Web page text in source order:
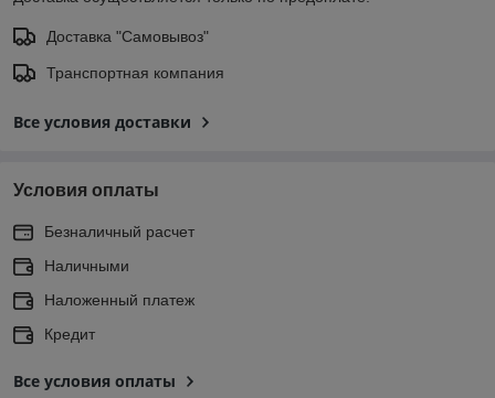
Доставка "Самовывоз"
Транспортная компания
Все условия доставки
Условия оплаты
Безналичный расчет
Наличными
Наложенный платеж
Кредит
Все условия оплаты